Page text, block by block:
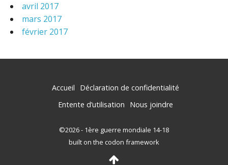
avril 2017
mars 2017
février 2017
Accueil
Déclaration de confidentialité
Entente d’utilisation
Nous joindre
©2026 - 1ère guerre mondiale 14-18
built on the codon framework